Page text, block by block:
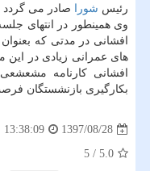
رئیس شورا صادر می گردد
وی همینطور در انتهای
افشانی در مدتی كه
های عمرانی زیادی در این
افشانی كارنامه
بكارگیری بازنشستگان
1397/08/28
13:38:09
5.0
/
5